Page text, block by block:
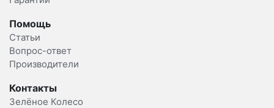
Помощь
Статьи
Вопрос-ответ
Производители
Контакты
Зелёное Колесо